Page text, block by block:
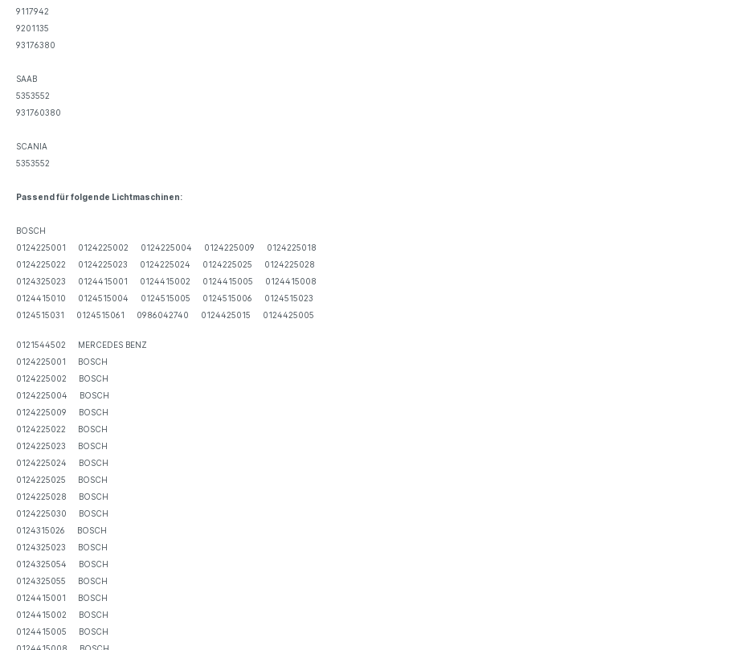
9117942
9201135
93176380
SAAB
5353552
931760380
SCANIA
5353552
Passend für folgende Lichtmaschinen:
BOSCH
0124225001 0124225002 0124225004 0124225009 0124225018
0124225022 0124225023 0124225024 0124225025 0124225028
0124325023 0124415001 0124415002 0124415005 0124415008
0124415010 0124515004 0124515005 0124515006 0124515023
0124515031 0124515061 0986042740 0124425015 0124425005
0121544502 MERCEDES BENZ
0124225001 BOSCH
0124225002 BOSCH
0124225004 BOSCH
0124225009 BOSCH
0124225022 BOSCH
0124225023 BOSCH
0124225024 BOSCH
0124225025 BOSCH
0124225028 BOSCH
0124225030 BOSCH
0124315026 BOSCH
0124325023 BOSCH
0124325054 BOSCH
0124325055 BOSCH
0124415001 BOSCH
0124415002 BOSCH
0124415005 BOSCH